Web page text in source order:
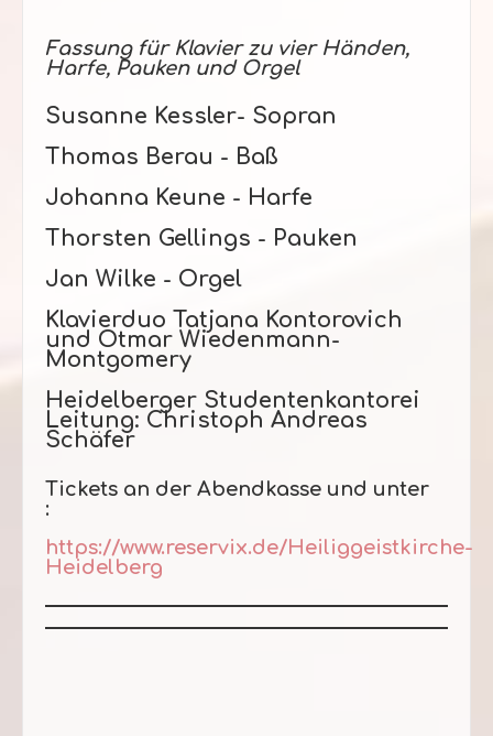
Fassung für Klavier zu vier Händen,
Harfe, Pauken und Orgel
Susanne Kessler- Sopran
Thomas Berau - Baß
Johanna Keune - Harfe
Thorsten Gellings - Pauken
Jan Wilke - Orgel
Klavierduo Tatjana Kontorovich
und Otmar Wiedenmann-
Montgomery
Heidelberger Studentenkantorei
Leitung: Christoph Andreas
Schäfer
Tickets an der Abendkasse und unter
:
https://www.reservix.de/Heiliggeistkirche-
Heidelberg